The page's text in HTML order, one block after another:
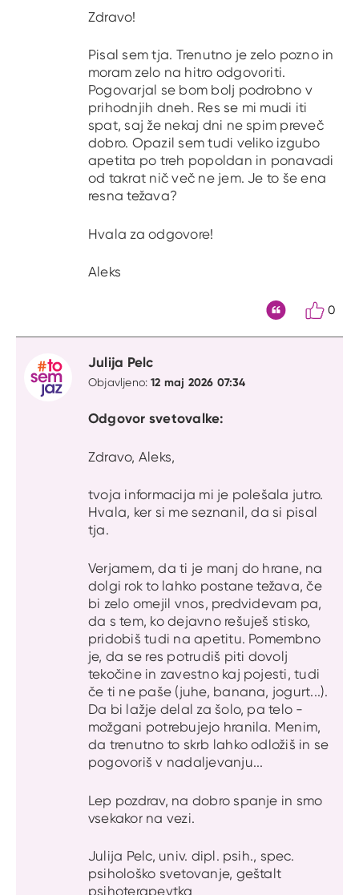
Zdravo!
Pisal sem tja. Trenutno je zelo pozno in
moram zelo na hitro odgovoriti.
Pogovarjal se bom bolj podrobno v
prihodnjih dneh. Res se mi mudi iti
spat, saj že nekaj dni ne spim preveč
dobro. Opazil sem tudi veliko izgubo
apetita po treh popoldan in ponavadi
od takrat nič več ne jem. Je to še ena
resna težava?
Hvala za odgovore!
Aleks
0
Julija Pelc
Objavljeno:12 maj 2026 07:34
Odgovor svetovalke:
Zdravo, Aleks,
tvoja informacija mi je polešala jutro.
Hvala, ker si me seznanil, da si pisal
tja.
Verjamem, da ti je manj do hrane, na
dolgi rok to lahko postane težava, če
bi zelo omejil vnos, predvidevam pa,
da s tem, ko dejavno rešuješ stisko,
pridobiš tudi na apetitu. Pomembno
je, da se res potrudiš piti dovolj
tekočine in zavestno kaj pojesti, tudi
če ti ne paše (juhe, banana, jogurt...).
Da bi lažje delal za šolo, pa telo -
možgani potrebujejo hranila. Menim,
da trenutno to skrb lahko odložiš in se
pogovoriš v nadaljevanju...
Lep pozdrav, na dobro spanje in smo
vsekakor na vezi.
Julija Pelc, univ. dipl. psih., spec.
psihološko svetovanje, geštalt
psihoterapevtka